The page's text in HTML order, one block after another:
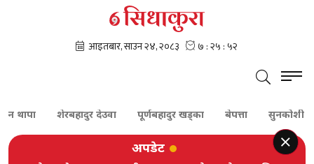
शेरबहादुर देउवा पूर्णबहादुर खड्का बेपत्ता सुनकोशी
अपडेट